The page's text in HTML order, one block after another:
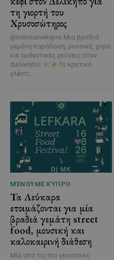
τη γιορτή του
Χρυσοσώτηρος
@menoumekypro Μια βραδιά
γεμάτη παράδοση, μουσική, χορό
και αυθεντικές γεύσεις στον
Δελίκηπο!
Το κρητικό
γλέντι,...
ΜΈΝΟΥΜΕ ΚΎΠΡΟ
Τα Λεύκαρα
ετοιμάζονται για μία
βραδιά γεμάτη street
food, μουσική και
καλοκαιρινή διάθεση
Μία από τις πιο γευστικές